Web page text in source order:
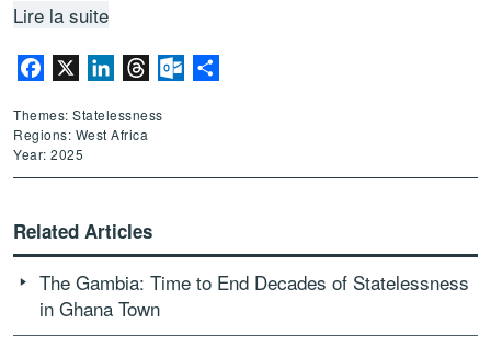
Lire la suite
Facebook LinkedInThreadsOutlook.com
Themes: Statelessness
Regions: West Africa
Year: 2025
Related Articles
The Gambia: Time to End Decades of Statelessness
in Ghana Town